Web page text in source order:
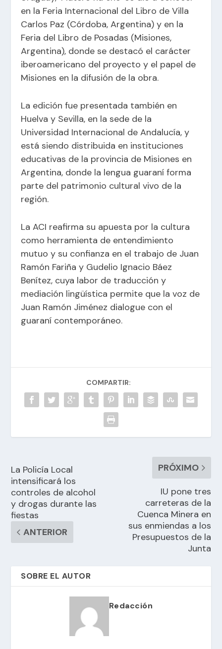
en la Feria Internacional del Libro de Villa
Carlos Paz (Córdoba, Argentina) y en la
Feria del Libro de Posadas (Misiones,
Argentina), donde se destacó el carácter
iberoamericano del proyecto y el papel de
Misiones en la difusión de la obra.
La edición fue presentada también en
Huelva y Sevilla, en la sede de la
Universidad Internacional de Andalucía, y
está siendo distribuida en instituciones
educativas de la provincia de Misiones en
Argentina, donde la lengua guaraní forma
parte del patrimonio cultural vivo de la
región.
La ACI reafirma su apuesta por la cultura
como herramienta de entendimiento
mutuo y su confianza en el trabajo de Juan
Ramón Fariña y Gudelio Ignacio Báez
Benítez, cuya labor de traducción y
mediación lingüística permite que la voz de
Juan Ramón Jiménez dialogue con el
guaraní contemporáneo.
COMPARTIR:
La Policía Local
intensificará los
controles de alcohol
y drogas durante las
fiestas
ANTERIOR
PRÓXIMO
IU pone tres
carreteras de la
Cuenca Minera en
sus enmiendas a los
Presupuestos de la
Junta
SOBRE EL AUTOR
Redacción